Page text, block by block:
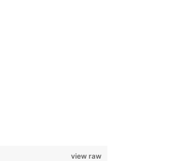
view raw